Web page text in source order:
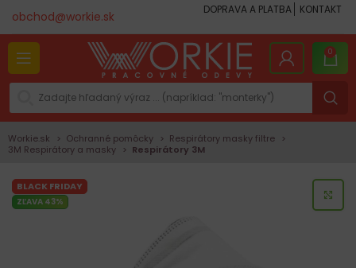
obchod@workie.sk DOPRAVA A PLATBA KONTAKT
0
Workie.sk Ochranné pomôcky
Respirátory masky filtre
3M Respirátory a masky
Respirátory 3M
BLACK FRIDAY
ZĽAVA 43%